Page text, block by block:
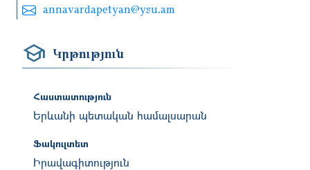
annavardapetyan@ysu.am
Կրթություն
Հաստատություն
Երևանի պետական համալսարան
Ֆակուլտետ
Իրավագիտություն